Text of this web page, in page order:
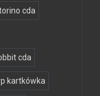
cda
cda
kartkówka